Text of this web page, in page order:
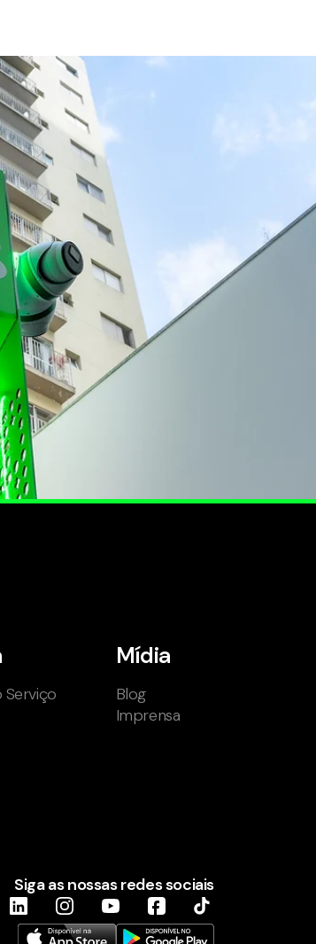
Serviço
Mídia
Blog
Imprensa
Siga as nossas redes sociais